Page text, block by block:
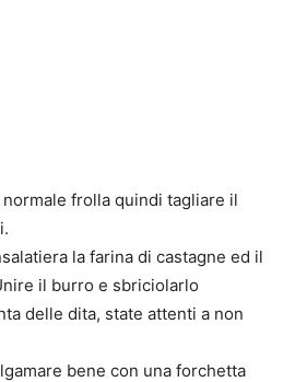
frolla quindi tagliare il
la farina di castagne ed il
il burro e sbriciolarlo
delle dita, state attenti a non
bene con una forchetta